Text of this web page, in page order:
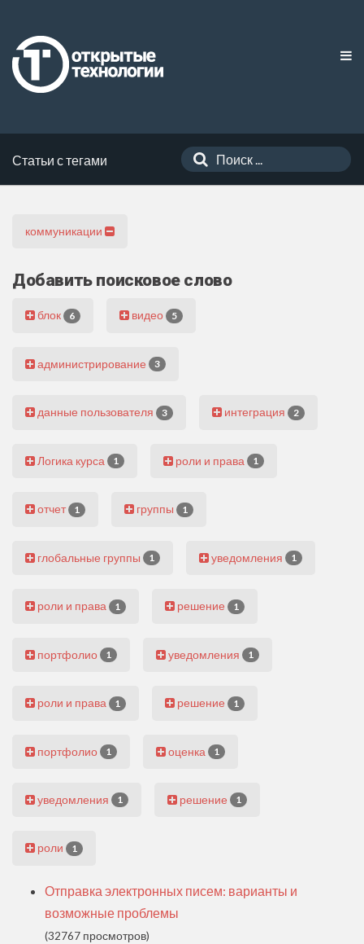
Статьи с тегами
коммуникации
Добавить поисковое слово
блок 6 видео 5
администрирование 3
данные пользователя 3 интеграция 2
Логика курса 1 роли и права 1
отчет 1 группы 1
глобальные группы 1 уведомления 1
роли и права 1 решение 1
портфолио 1 уведомления 1
роли и права 1 решение 1
портфолио 1 оценка 1
уведомления 1 решение 1
роли 1
Отправка электронных писем: варианты и
возможные проблемы
(32767 просмотров)